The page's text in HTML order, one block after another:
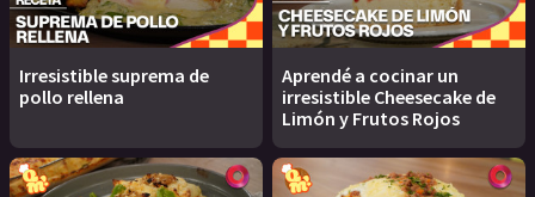
Irresistible suprema de
pollo rellena
Aprendé a cocinar un
irresistible Cheesecake de
Limón y Frutos Rojos